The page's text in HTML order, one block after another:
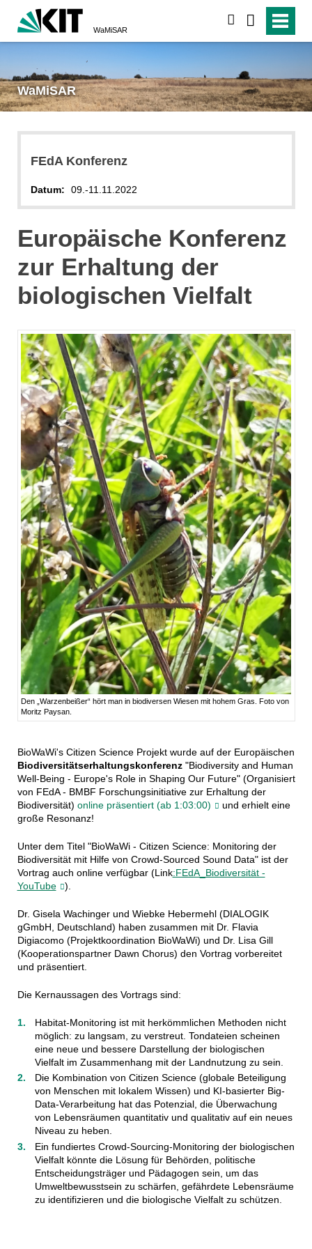
WaMiSAR
WaMiSAR
FEdA Konferenz
Datum: 09.-11.11.2022
Europäische Konferenz
zur Erhaltung der
biologischen Vielfalt
Den „Warzenbeißer“ hört man in biodiversen Wiesen mit hohem Gras. Foto von
Moritz Paysan.
BioWaWi's Citizen Science Projekt wurde auf der Europäischen
Biodiversitätserhaltungskonferenz"Biodiversity and Human
Well-Being - Europe's Role in Shaping Our Future" (Organisiert
von FEdA - BMBF Forschungsinitiative zur Erhaltung der
Biodiversität) online präsentiert (ab 1:03:00)
und erhielt eine
große Resonanz!
Unter dem Titel "BioWaWi - Citizen Science: Monitoring der
Biodiversität mit Hilfe von Crowd-Sourced Sound Data" ist der
Vortrag auch online verfügbar (Link:FEdA_Biodiversität -
YouTube
).
Dr. Gisela Wachinger und Wiebke Hebermehl (DIALOGIK
gGmbH, Deutschland) haben zusammen mit Dr. Flavia
Digiacomo (Projektkoordination BioWaWi) und Dr. Lisa Gill
(Kooperationspartner Dawn Chorus) den Vortrag vorbereitet
und präsentiert.
Die Kernaussagen des Vortrags sind:
Habitat-Monitoring ist mit herkömmlichen Methoden nicht
möglich: zu langsam, zu verstreut. Tondateien scheinen
eine neue und bessere Darstellung der biologischen
Vielfalt im Zusammenhang mit der Landnutzung zu sein.
Die Kombination von Citizen Science (globale Beteiligung
von Menschen mit lokalem Wissen) und KI-basierter Big-
Data-Verarbeitung hat das Potenzial, die Überwachung
von Lebensräumen quantitativ und qualitativ auf ein neues
Niveau zu heben.
Ein fundiertes Crowd-Sourcing-Monitoring der biologischen
Vielfalt könnte die Lösung für Behörden, politische
Entscheidungsträger und Pädagogen sein, um das
Umweltbewusstsein zu schärfen, gefährdete Lebensräume
zu identifizieren und die biologische Vielfalt zu schützen.